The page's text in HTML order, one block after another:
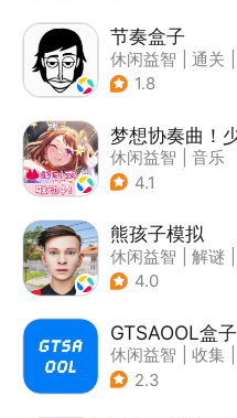
节奏盒子
休闲益智 通关
1.8
休闲益智
音乐
| 美少女
4.1
熊孩子模拟
休闲益智 解谜
4.0
GTSAOOL盒子
休闲益智 收集
2.3